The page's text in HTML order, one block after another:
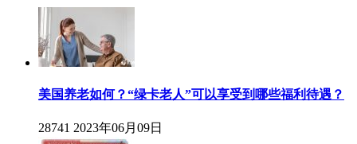
美国养老如何？“绿卡老人”可以享受到哪些福利待遇？
28741 2023年06月09日